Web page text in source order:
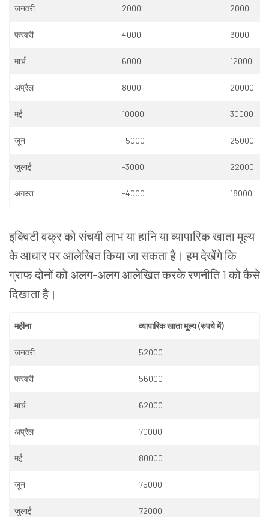
जनवरी 2000 2000
फरवरी 4000 6000
मार्च 6000 12000
अप्रैल 8000 20000
मई 10000 30000
जून -5000 25000
जुलाई -3000 22000
अगस्त -4000 18000
इक्विटीवक्रकोसंचयीलाभयाहानियाव्यापारिकखातामूल्य
केआधारपरआलेखितकियाजासकताहै। हमदेखेंगेकि
ग्राफदोनों कोअलग-अलगआलेखितकरकेरणनीति1कोकैसे
दिखाताहै।
महीना व्यापारिकखातामूल्य(रुपयेमें)
जनवरी 52000
फरवरी 56000
मार्च 62000
अप्रैल 70000
मई 80000
जून 75000
जुलाई 72000